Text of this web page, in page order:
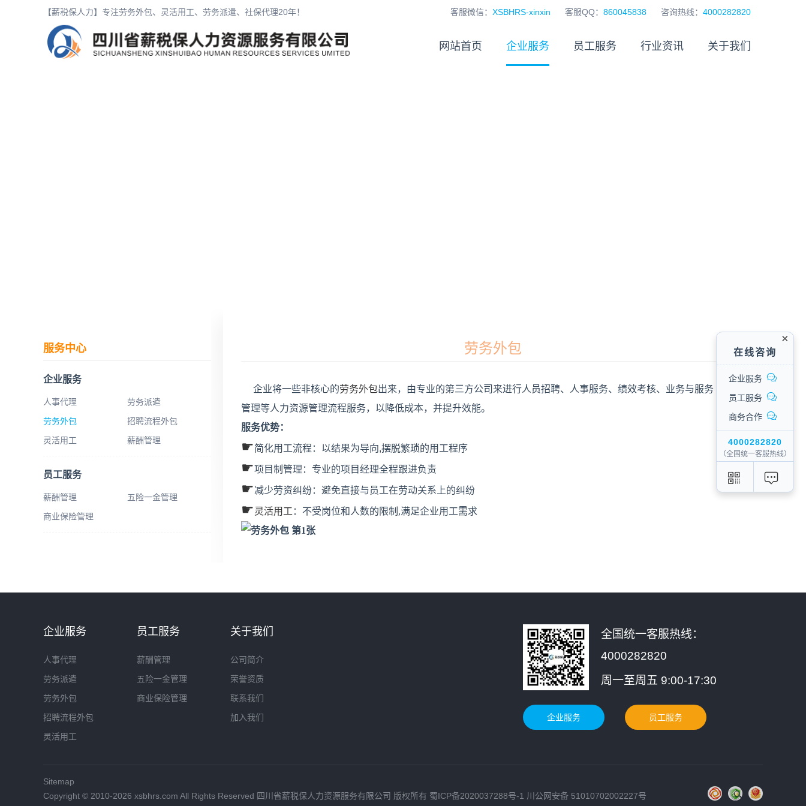
【薪税保人力】专注劳务外包、灵活用工、劳务派遣、社保代理20年！ 客服微信： XSBHRS-xinxin 客服QQ： 860045838 咨询热线： 4000282820
网站首页 企业服务 员工服务 行业资讯 关于我们
服务中心
企业服务
人事代理
劳务派遣
劳务外包
招聘流程外包
灵活用工
薪酬管理
员工服务
薪酬管理
五险一金管理
商业保险管理
劳务外包
企业将一些非核心的劳务外包出来，由专业的第三方公司来进行人员招聘、人事服务、绩效考核、业务与服务
管理等人力资源管理流程服务，以降低成本，并提升效能。
服务优势：
☛简化用工流程：以结果为导向,摆脱繁琐的用工程序
☛项目制管理： 专业的项目经理全程跟进负责
☛减少劳资纠纷： 避免直接与员工在劳动关系上的纠纷
☛ 灵活用工 ：不受岗位和人数的限制,满足企业用工需求
企业服务
人事代理
劳务派遣
劳务外包
招聘流程外包
灵活用工
员工服务
薪酬管理
五险一金管理
商业保险管理
关于我们
公司简介
荣誉资质
联系我们
加入我们
全国统一客服热线：
4000282820
周一至周五 9:00-17:30
企业服务 员工服务
Sitemap
Copyright © 2010-2026 xsbhrs.com All Rights Reserved 四川省薪税保人力资源服务有限公司 版权所有 蜀ICP备2020037288号-1 川公网安备 51010702002227号
在线咨询
企业服务
员工服务
商务合作
4000282820
（全国统一客服热线）